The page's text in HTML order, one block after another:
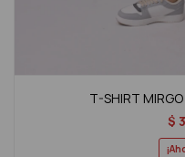
T-SHIRT
$